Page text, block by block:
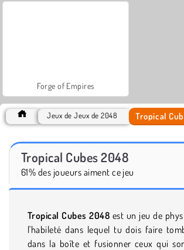
Forge of Empires
Jeux de Jeux de 2048 Tropical
Tropical Cubes 2048
61% des joueurs aiment ce jeu
Tropical Cubes 2048 est un jeu de
l'habileté dans lequel tu dois faire
dans la boîte et fusionner ceux qui